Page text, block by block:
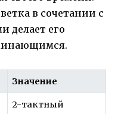
в сочетании с
делает его
Значение
2-тактный